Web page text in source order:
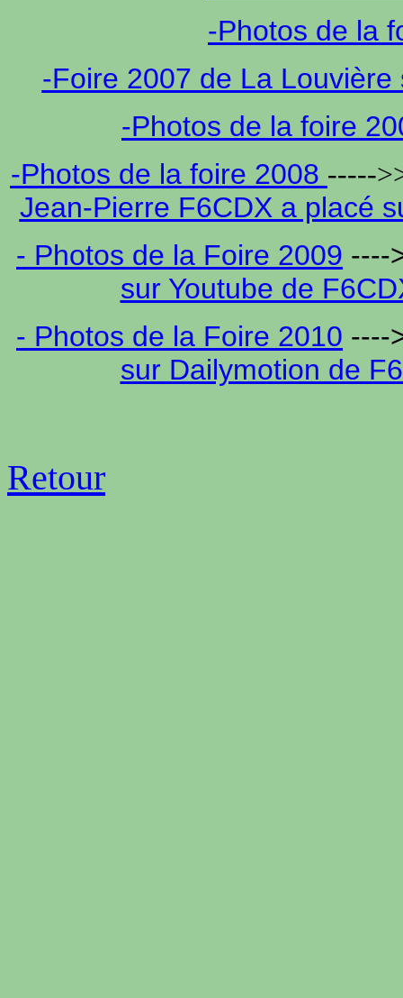
-Photos de la
-Foire 2007 de La
-Photos de la foire
-Photos de la foire 2008 -----
Jean-Pierre F6CDX a placé
- Photos de la Foire 2009 ----
sur Youtube de
- Photos de la Foire 2010 ----
sur Dailymotion de
Retour